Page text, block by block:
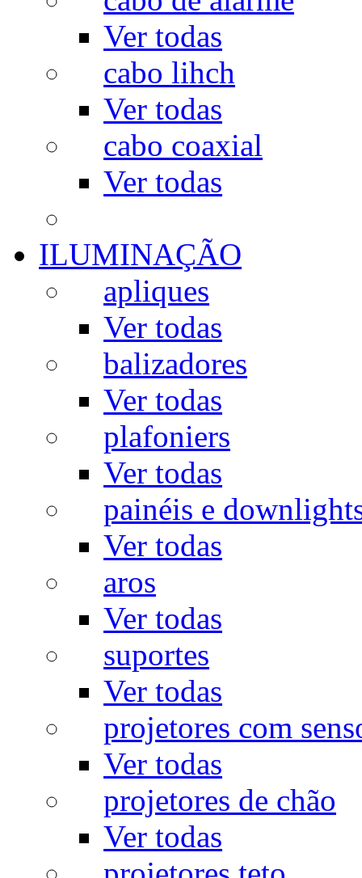
Ver todas
cabo lihch
Ver todas
cabo coaxial
Ver todas
ILUMINAÇÃO
apliques
Ver todas
balizadores
Ver todas
plafoniers
Ver todas
painéis e
Ver todas
aros
Ver todas
suportes
Ver todas
projetores com
Ver todas
projetores de chão
Ver todas